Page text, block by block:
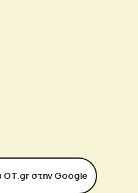
ΟΤ.gr στην Google